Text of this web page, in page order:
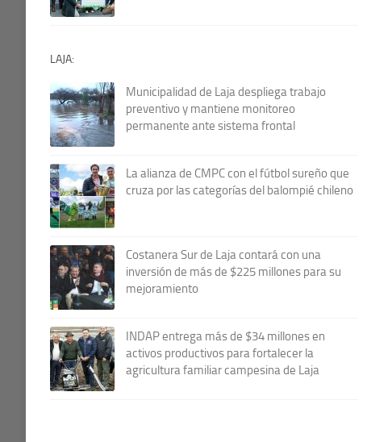
LAJA:
Municipalidad de Laja despliega trabajo
preventivo y mantiene monitoreo
permanente ante sistema frontal
La alianza de CMPC con el fútbol sureño que
cruza por las categorías del balompié chileno
Costanera Sur de Laja contará con una
inversión de más de $225 millones para su
mejoramiento
INDAP entrega más de $34 millones en
activos productivos para fortalecer la
agricultura familiar campesina de Laja